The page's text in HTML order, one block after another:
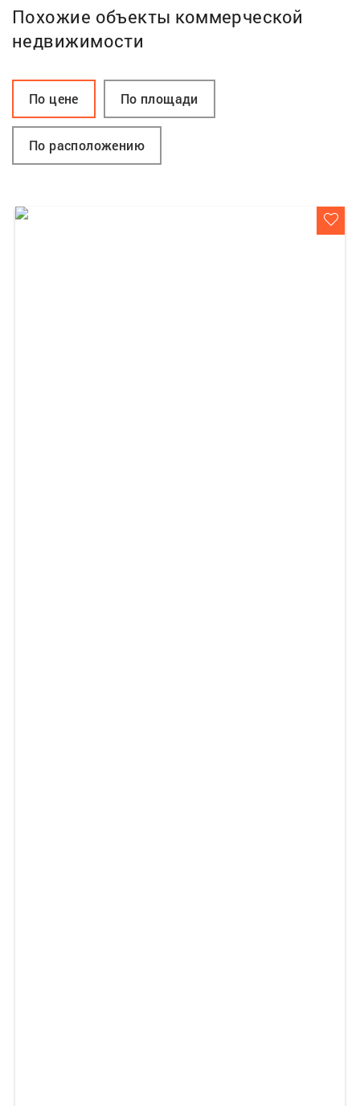
Похожие объекты коммерческой
недвижимости
По цене По площади
По расположению